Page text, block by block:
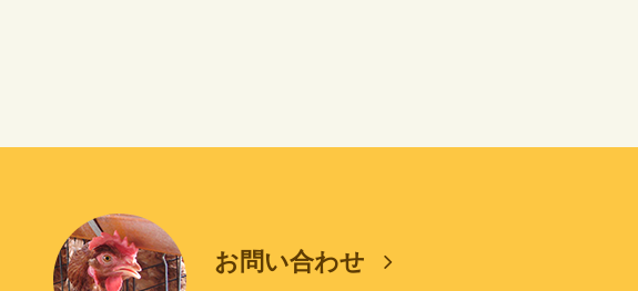
お問い合わせ